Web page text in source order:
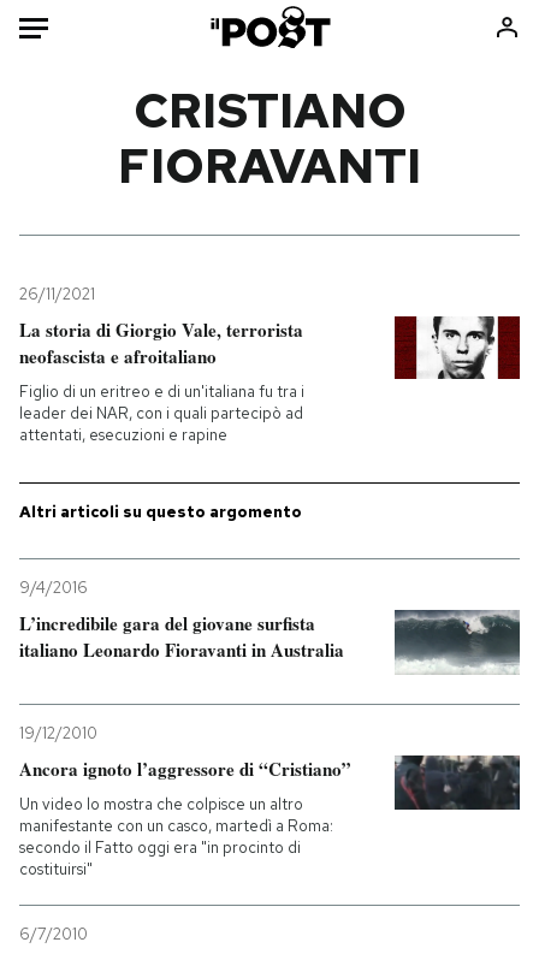
Mondo
Tecnologia
Internet
Cultura
Economia
Sport
Libri
Ok Boomer!
Mondiali calcio 2026
PODCAST
I MIEI PREFERITI
SHOP
CALENDARIO
CRISTIANO
FIORAVANTI
26/11/2021
La storia di Giorgio Vale, terrorista
neofascista e afroitaliano
Figlio di un eritreo e di un'italiana fu tra i
leader dei NAR, con i quali partecipò ad
attentati, esecuzioni e rapine
Altri articoli su questo argomento
9/4/2016
L’incredibile gara del giovane surfista
italiano Leonardo Fioravanti in Australia
19/12/2010
Ancora ignoto l’aggressore di “Cristiano”
Un video lo mostra che colpisce un altro
manifestante con un casco, martedì a Roma:
secondo il Fatto oggi era "in procinto di
costituirsi"
6/7/2010